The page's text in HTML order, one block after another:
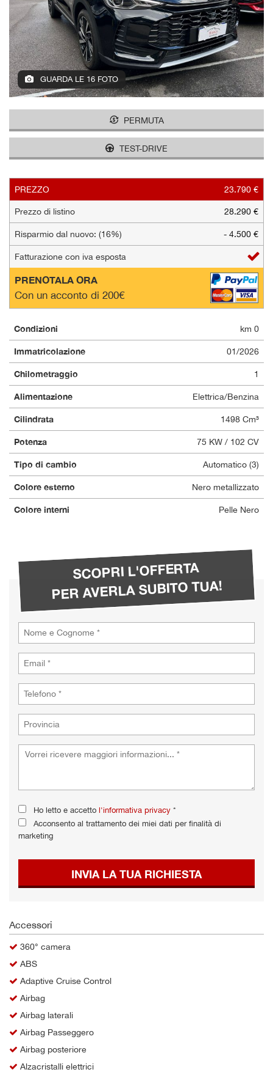
AZIENDA
NEWS
AREA COMMERCIANTI
GUARDA LE 16 FOTO
PERMUTA
TEST-DRIVE
PREZZO 23.790 €
Prezzo di listino 28.290 €
Risparmio dal nuovo: (16%) - 4.500 €
Fatturazione con iva esposta
PRENOTALA ORA
Con un acconto di 200€
Condizioni km 0
Immatricolazione 01/2026
Chilometraggio 1
Alimentazione Elettrica/Benzina
Cilindrata 1498 Cm³
Potenza 75 KW / 102 CV
Tipo di cambio Automatico (3)
Colore esterno Nero metallizzato
Colore interni Pelle Nero
SCOPRI L'OFFERTA
PER AVERLA SUBITO TUA!
Ho letto e accetto l'informativa privacy *
Acconsento al trattamento dei miei dati per finalità di
marketing
INVIA LA TUA RICHIESTA
Accessori
360° camera
ABS
Adaptive Cruise Control
Airbag
Airbag laterali
Airbag Passeggero
Airbag posteriore
Alzacristalli elettrici
tracciamento
che
adottiamo
per
offrire
le
funzionalità
e
di
ottenere
maggiori
informazioni
sull'utilità
e
sul
funzionamento
questi
strumenti
di
si
rimanda
cookie
policy.
Puoi
rivedere
e
modificare
le
tue
scelte
qualsiasi
momento.
Cookie necessari
Cookie delle preferenze
Cookie analitici
Cookie di marketing
cookie
policy